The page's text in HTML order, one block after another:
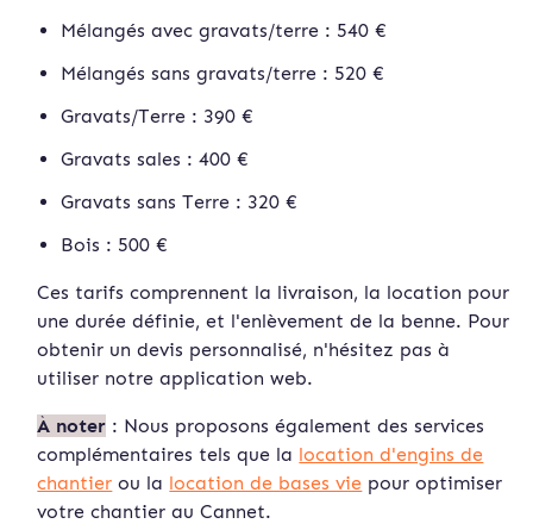
Mélangés avec gravats/terre : 540 €
Mélangés sans gravats/terre : 520 €
Gravats/Terre : 390 €
Gravats sales : 400 €
Gravats sans Terre : 320 €
Bois : 500 €
Ces tarifs comprennent la livraison, la location pour
une durée définie, et l'enlèvement de la benne. Pour
obtenir un devis personnalisé, n'hésitez pas à
utiliser notre application web.
À noter : Nous proposons également des services
complémentaires tels que la location d'engins de
chantier ou la location de bases vie pour optimiser
votre chantier au Cannet.